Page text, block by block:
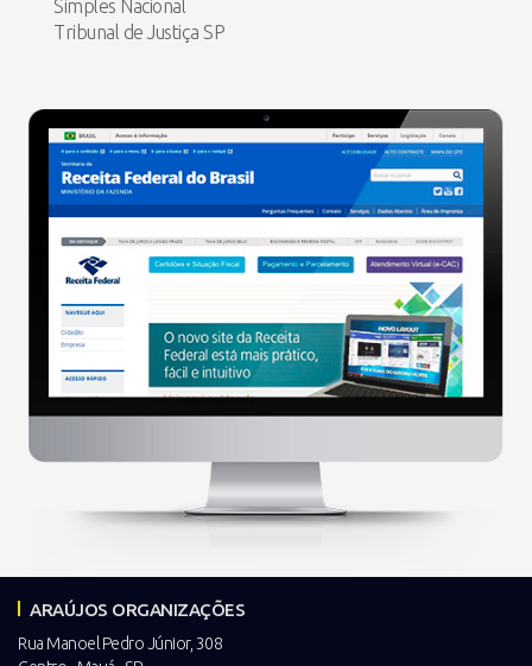
Simples Nacional
Tribunal de Justiça SP
ARAÚJOS ORGANIZAÇÕES
Rua Manoel Pedro Júnior, 308